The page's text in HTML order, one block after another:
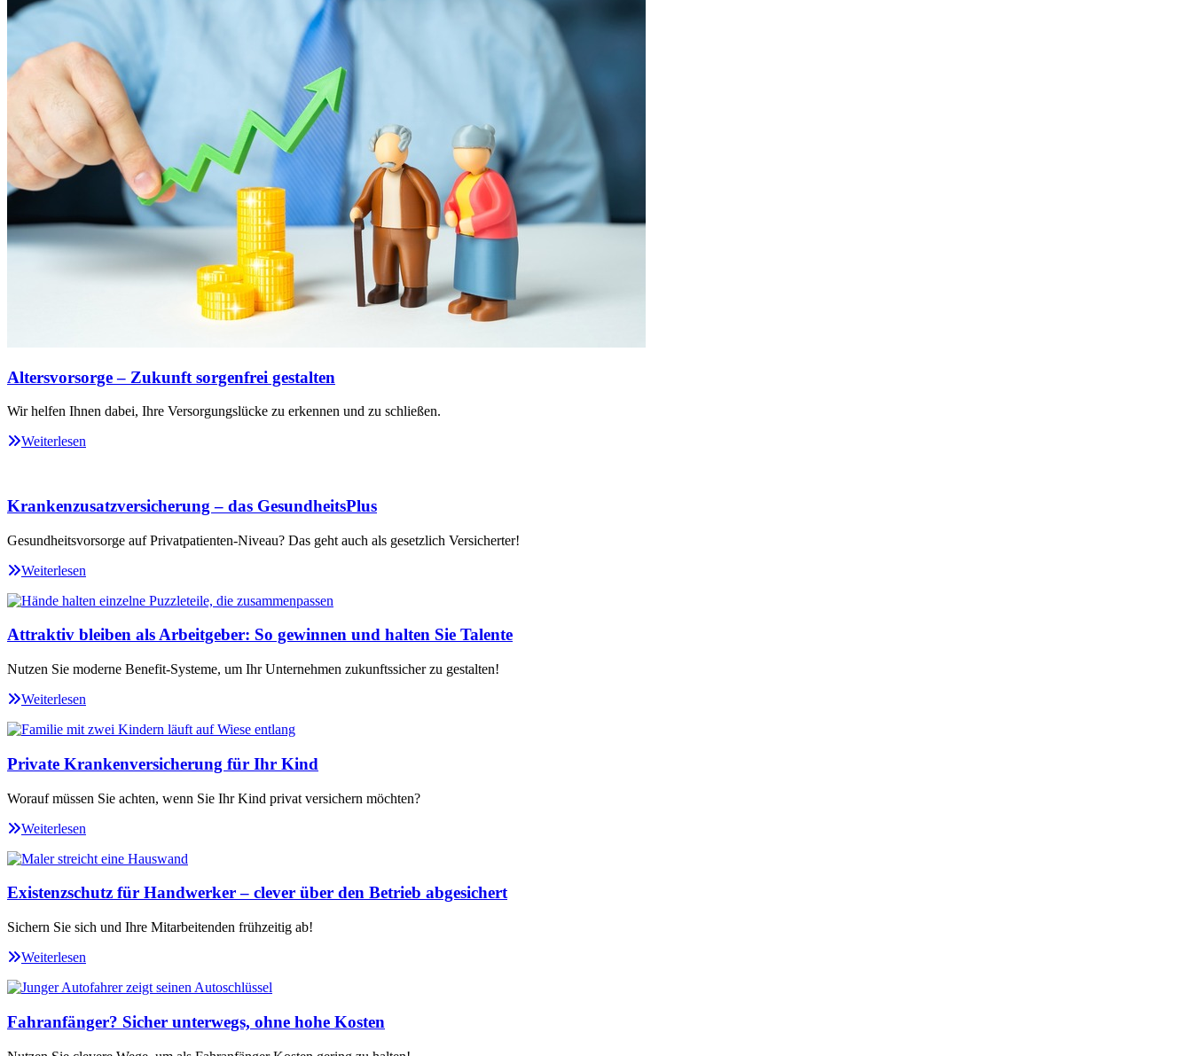
Altersvorsorge – Zukunft sorgenfrei gestalten
Wir helfen Ihnen dabei, Ihre Versorgungslücke zu erkennen und zu schließen.
Weiterlesen
Krankenzusatzversicherung – das GesundheitsPlus
Gesundheitsvorsorge auf Privatpatienten-Niveau? Das geht auch als gesetzlich Versicherter!
Weiterlesen
Attraktiv bleiben als Arbeitgeber: So gewinnen und halten Sie Talente
Nutzen Sie moderne Benefit-Systeme, um Ihr Unternehmen zukunftssicher zu gestalten!
Weiterlesen
Private Krankenversicherung für Ihr Kind
Worauf müssen Sie achten, wenn Sie Ihr Kind privat versichern möchten?
Weiterlesen
Existenzschutz für Handwerker – clever über den Betrieb abgesichert
Sichern Sie sich und Ihre Mitarbeitenden frühzeitig ab!
Weiterlesen
Fahranfänger? Sicher unterwegs, ohne hohe Kosten